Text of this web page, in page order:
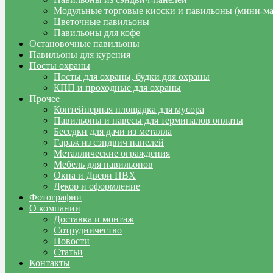
Модульные торговые киоски и павильоны (мини-
Цветочные павильоны
Павильоны для кофе
Остановочные павильоны
Павильоны для курения
Посты охраны
Посты для охраны, будки для охраны
КПП и проходные для охраны
Прочее
Контейнерная площадка для мусора
Павильоны и навесы для терминалов оплаты
Беседки для дачи из металла
Гараж из сэндвич панелей
Металлические ограждения
Мебель для павильонов
Окна и Двери ПВХ
Декор и оформление
Фотографии
О компании
Доставка и монтаж
Сотрудничество
Новости
Статьи
Контакты